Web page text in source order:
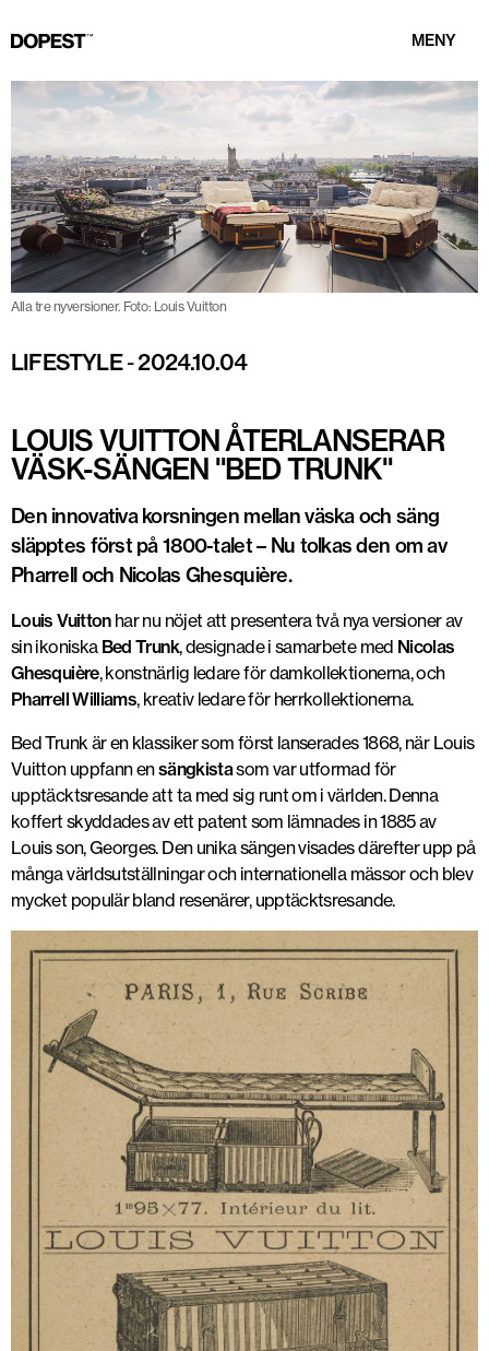
MENY
Alla tre nyversioner. Foto: Louis Vuitton
LIFESTYLE-2024.10.04
LOUIS VUITTON ÅTERLANSERAR
VÄSK-SÄNGEN "BED TRUNK"
Den innovativa korsningen mellan väska och säng
släpptes först på 1800-talet – Nu tolkas den om av
Pharrell och Nicolas Ghesquière.
Louis Vuittonhar nu nöjet att presentera två nya versioner av
sin ikoniska Bed Trunk, designade i samarbete med Nicolas
Ghesquière, konstnärlig ledare för damkollektionerna, och
Pharrell Williams, kreativ ledare för herrkollektionerna.
Bed Trunk är en klassiker som först lanserades 1868, när Louis
Vuitton uppfann ensängkistasom var utformad för
upptäcktsresande att ta med sig runt om i världen. Denna
koffert skyddades av ett patent som lämnades in 1885 av
Louis son, Georges. Den unika sängen visades därefter upp på
många världsutställningar och internationella mässor och blev
mycket populär bland resenärer, upptäcktsresande.